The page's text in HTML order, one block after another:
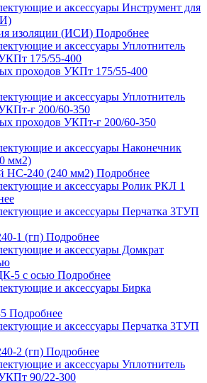
изоляции (ИСИ) Подробнее
проходов УКПт 175/55-400
проходов УКПт-г 200/60-350
НС-240 (240 мм2) Подробнее
1 (гп) Подробнее
5 с осью Подробнее
Подробнее
2 (гп) Подробнее